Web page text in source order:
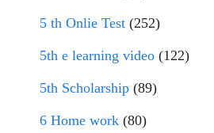
5 th Onlie Test (252)
5th e learning video (122)
5th Scholarship (89)
6 Home work (80)